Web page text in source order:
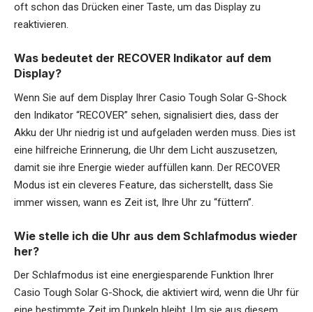
oft schon das Drücken einer Taste, um das Display zu
reaktivieren.
Was bedeutet der RECOVER Indikator auf dem
Display?
Wenn Sie auf dem Display Ihrer Casio Tough Solar G-Shock
den Indikator “RECOVER” sehen, signalisiert dies, dass der
Akku der Uhr niedrig ist und aufgeladen werden muss. Dies ist
eine hilfreiche Erinnerung, die Uhr dem Licht auszusetzen,
damit sie ihre Energie wieder auffüllen kann. Der RECOVER
Modus ist ein cleveres Feature, das sicherstellt, dass Sie
immer wissen, wann es Zeit ist, Ihre Uhr zu “füttern”.
Wie stelle ich die Uhr aus dem Schlafmodus wieder
her?
Der Schlafmodus ist eine energiesparende Funktion Ihrer
Casio Tough Solar G-Shock, die aktiviert wird, wenn die Uhr für